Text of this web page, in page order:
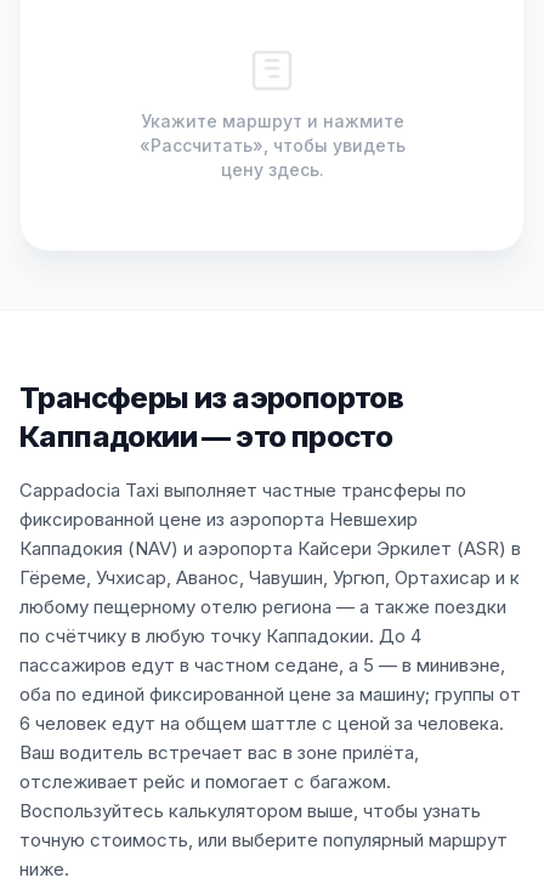
Укажите маршрут и нажмите
«Рассчитать», чтобы увидеть
цену здесь.
Трансферы из аэропортов
Каппадокии — это просто
Cappadocia Taxi выполняет частные трансферы по
фиксированной цене из аэропорта Невшехир
Каппадокия (NAV) и аэропорта Кайсери Эркилет (ASR) в
Гёреме, Учхисар, Аванос, Чавушин, Ургюп, Ортахисар и к
любому пещерному отелю региона — а также поездки
по счётчику в любую точку Каппадокии. До 4
пассажиров едут в частном седане, а 5 — в минивэне,
оба по единой фиксированной цене за машину; группы от
6 человек едут на общем шаттле с ценой за человека.
Ваш водитель встречает вас в зоне прилёта,
отслеживает рейс и помогает с багажом.
Воспользуйтесь калькулятором выше, чтобы узнать
точную стоимость, или выберите популярный маршрут
ниже.